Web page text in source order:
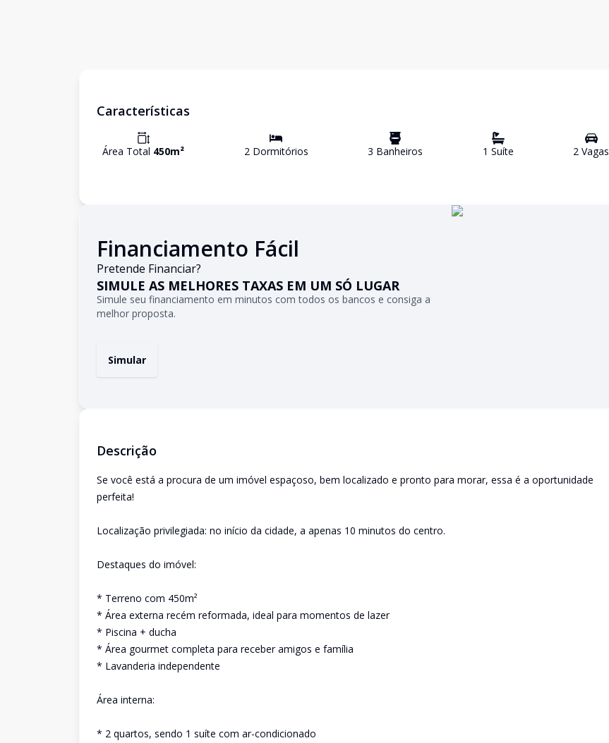
Características
Área Total 450m² 2Dormitórios 3 Banheiros 1 Suíte 2 Vagas
Financiamento Fácil
Pretende Financiar?
SIMULE AS MELHORES TAXAS EM UM SÓ LUGAR
Simule seu financiamento em minutos com todos os bancos e consiga a
melhor proposta.
Simular
Descrição
Se você está a procura de um imóvel espaçoso, bem localizado e pronto para morar, essa é a oportunidade
perfeita!
Localização privilegiada: no início da cidade, a apenas 10 minutos do centro.
Destaques do imóvel:
* Terreno com 450m²
* Área externa recém reformada, ideal para momentos de lazer
* Piscina + ducha
* Área gourmet completa para receber amigos e família
* Lavanderia independente
Área interna:
* 2 quartos, sendo 1 suíte com ar-condicionado